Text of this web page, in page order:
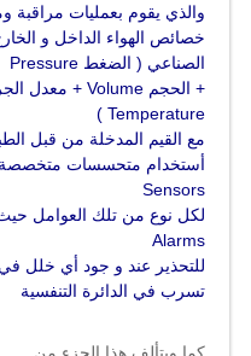
والذي يقوم بعمليات مراقبة
خصائص الهواء الداخل و
الصناعي ( الضغط Pressure
Temperature )
مع القيم المدخلة من قبل
أستخدام متحسسات متخصصة
Sensors
لكل نوع من تلك العوامل
Alarms
للتحذير عند و جود أي خلل في
تسرب في الدائرة التنفسية